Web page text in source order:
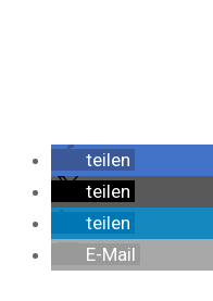
teilen
teilen
teilen
E-Mail